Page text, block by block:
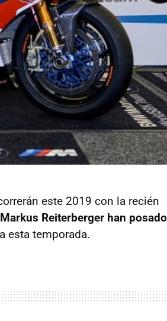
este 2019 con la recién
Reiterberger han posado
esta temporada.